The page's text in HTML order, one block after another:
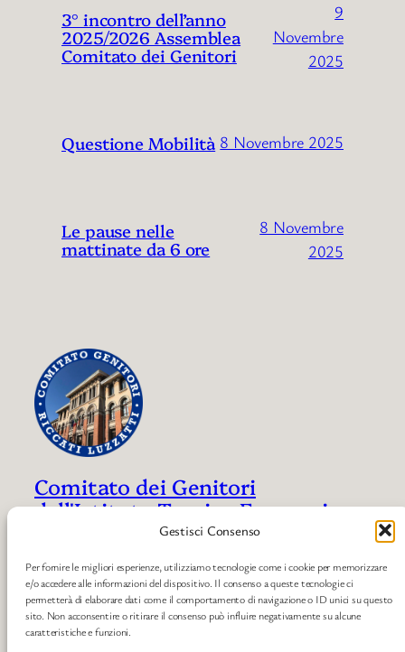
Gestisci Consenso
Per fornire le migliori esperienze, utilizziamo tecnologie come i cookie per memorizzare
e/o accedere alle informazioni del dispositivo. Il consenso a queste tecnologie ci
permetterà di elaborare dati come il comportamento di navigazione o ID unici su questo
sito. Non acconsentire o ritirare il consenso può influire negativamente su alcune
caratteristiche e funzioni.
3° incontro dell’anno
2025/2026 Assemblea
Comitato dei Genitori
9
Novembre
2025
Questione Mobilità 8 Novembre 2025
Le pause nelle
mattinate da 6 ore
8 Novembre
2025
Comitato dei Genitori
dell'Istituto Tecnico Economico e
Liceo Economico Sociale "Riccati
– Luzzatti" di Treviso
Un punto di riferimento per le famiglie dell'Istituto
Riccati – Luzzatti di Treviso. Supporto,